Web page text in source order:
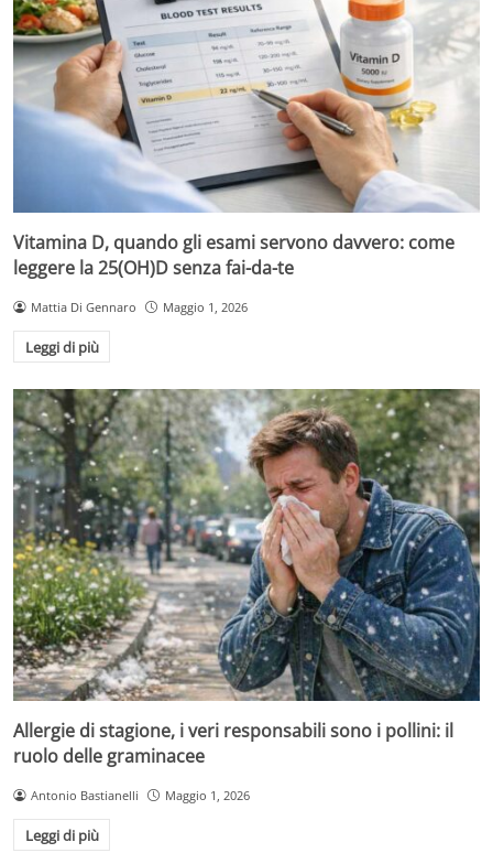
Vitamina D, quando gli esami servono davvero: come
leggere la 25(OH)D senza fai-da-te
Mattia Di Gennaro Maggio 1, 2026
Leggi di più
Allergie di stagione, i veri responsabili sono i pollini: il
ruolo delle graminacee
Antonio Bastianelli Maggio 1, 2026
Leggi di più